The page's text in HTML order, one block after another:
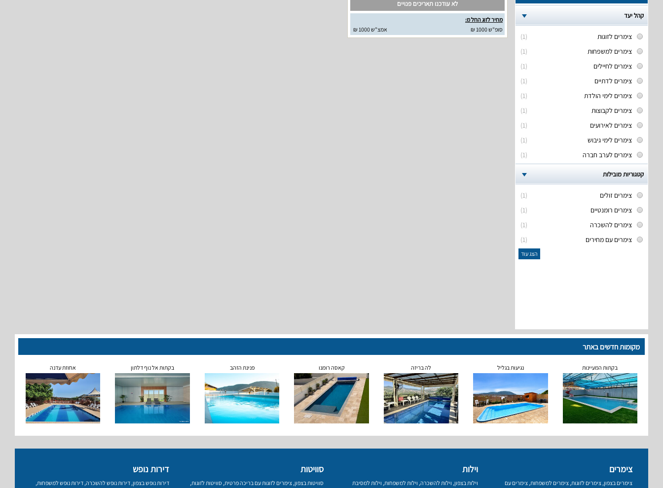
קהל יעד
(1)
צימרים לזוגות
(1)
צימרים למשפחות
(1)
צימרים לחיילים
(1)
צימרים לדתיים
(1)
צימרים לימי הולדת
(1)
צימרים לקבוצות
(1)
צימרים לאירועים
(1)
צימרים לימי גיבוש
(1)
צימרים לערב חברה
קטגוריות מובילות
(1)
צימרים זולים
(1)
צימרים רומנטיים
(1)
צימרים להשכרה
(1)
צימרים עם מחירים
הצג עוד
לא עודכנו תאריכים פנויים
מחיר לזוג החל מ:
סופ"ש 1000 ₪
אמצ"ש 1000 ₪
מקומות חדשים באתר
בקתות המעיינות נגיעות בגליל לה בריזה קאסה רומנו פנינת הזהב בקתות אל נוף דלתון אחוזת עדנה
צימרים
צימרים בצפון, צימרים לזוגות, צימרים למשפחות, צימרים עם
וילות
וילות בצפון, וילות להשכרה, וילות למשפחות, וילות למסיבת
סוויטות
סוויטות בצפון, צימרים לזוגות עם בריכה פרטית, סוויטות לזוגות,
דירות נופש
דירות נופש בצפון, דירות נופש להשכרה, דירות נופש למשפחות,